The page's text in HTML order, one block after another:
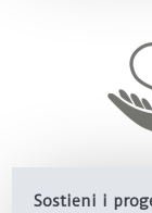
Sostieni i